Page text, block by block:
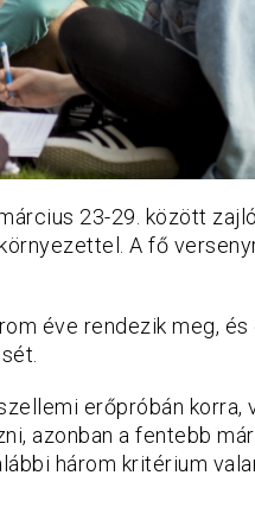
23-29. között
A fő
éve rendezik meg, és
erőpróbán korra,
azonban a fentebb
három kritérium